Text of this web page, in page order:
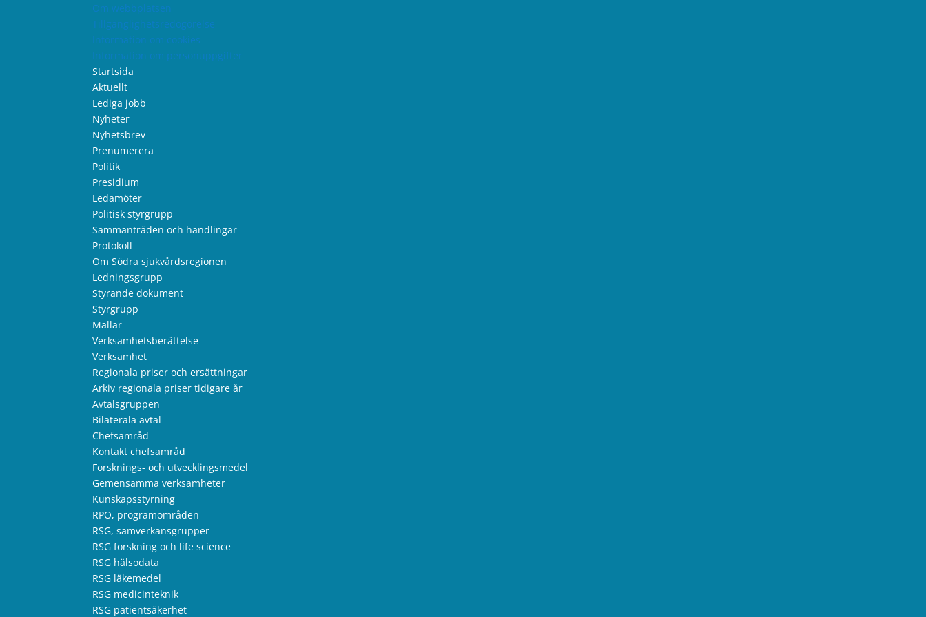
Om webbplatsen
Tillgänglighetsredogörelse
Information om cookies
Information om personuppgifter
Startsida
Aktuellt
Lediga jobb
Nyheter
Nyhetsbrev
Prenumerera
Politik
Presidium
Ledamöter
Politisk styrgrupp
Sammanträden och handlingar
Protokoll
Om Södra sjukvårdsregionen
Ledningsgrupp
Styrande dokument
Styrgrupp
Mallar
Verksamhetsberättelse
Verksamhet
Regionala priser och ersättningar
Arkiv regionala priser tidigare år
Avtalsgruppen
Bilaterala avtal
Chefsamråd
Kontakt chefsamråd
Forsknings- och utvecklingsmedel
Gemensamma verksamheter
Kunskapsstyrning
RPO, programområden
RSG, samverkansgrupper
RSG forskning och life science
RSG hälsodata
RSG läkemedel
RSG medicinteknik
RSG patientsäkerhet